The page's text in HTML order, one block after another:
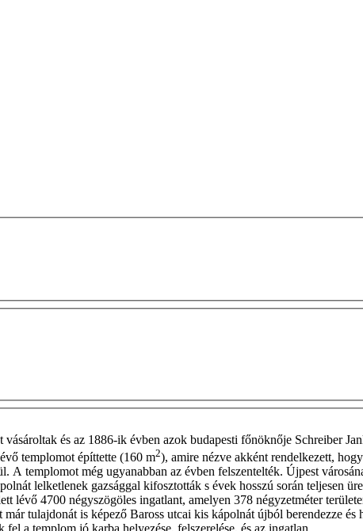
és az 1886-ik évben azok budapesti főnöknője Schreiber
templomot építtette (160 m2), amire nézve akként rendelkezett,
templomot még ugyanabban az évben felszentelték. Újpest
lelketlenek gazsággal kifosztották s évek hosszú során teljesen
lévő 4700 négyszögöles ingatlant, amelyen 378 négyzetméter
tulajdonát is képező Baross utcai kis kápolnát újból berendezze
a templom jó karba helyezése, felszerelése, és az ingatlan